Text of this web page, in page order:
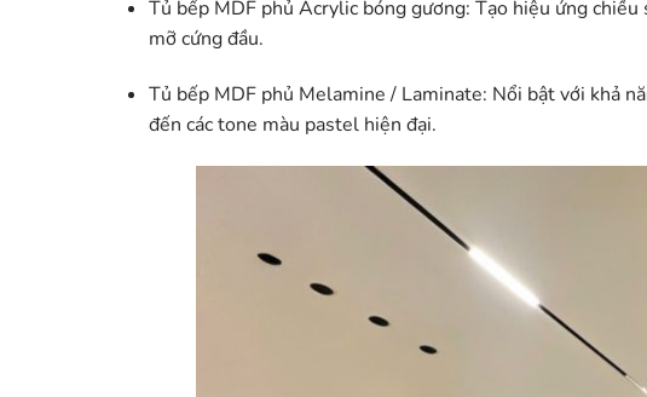
Tủ bếp MDF phủ Acrylic bóng gương: Tạo hiệu ứng chiều
mỡ cứng đầu.
Tủ bếp MDF phủ Melamine / Laminate: Nổi bật với khả
đến các tone màu pastel hiện đại.